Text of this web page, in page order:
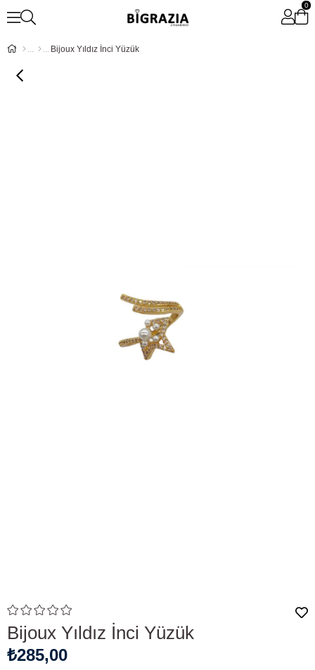
0
Bijoux Yıldız İnci Yüzük
Bijoux Yıldız İnci Yüzük
₺285,00